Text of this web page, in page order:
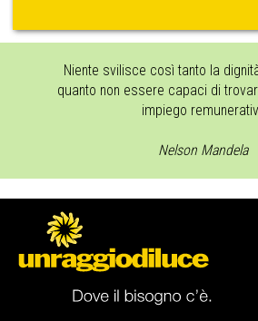
Niente svilisce così tanto la
quanto non essere capaci di
impiego
Nelson Mandela